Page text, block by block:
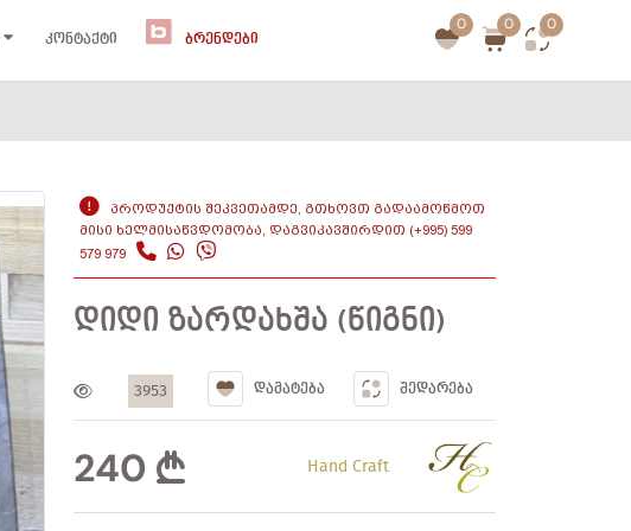
ᲙᲝᲜᲢᲐᲥᲢᲘ ᲑᲠᲔᲜᲓᲔᲑᲘ
0 0 0
ᲞᲠᲝᲓᲣᲥᲢᲘᲡ ᲨᲔᲙᲕᲔᲗᲐᲛᲓᲔ, ᲒᲗᲮᲝᲕᲗ ᲒᲐᲓᲐᲐᲛᲝᲬᲛᲝᲗ
ᲛᲘᲡᲘ ᲮᲔᲚᲛᲘᲡᲐᲬᲕᲓᲝᲛᲝᲑᲐ, ᲓᲐᲒᲕᲘᲙᲐᲕᲨᲘᲠᲓᲘᲗ (+995) 599
579 979
ᲓᲘᲓᲘ ᲖᲐᲠᲓᲐᲮᲨᲐ (ᲬᲘᲒᲜᲘ)
3953 ᲓᲐᲛᲐᲢᲔᲑᲐ ᲨᲔᲓᲐᲠᲔᲑᲐ
240 Hand Craft